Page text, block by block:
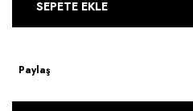
SEPETE EKLE
Paylaş